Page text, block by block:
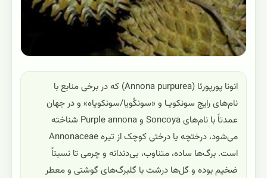
انونا پورپورئا (Annona purpurea) که در برخی منابع با
نام‌های رایج سونکویـا و «سونکُویا/سونکویاه» و در جهان
عمدتاً با نام‌های Soncoya و Purple annona شناخته
می‌شود، درختچه یا درختی کوچک از تیره Annonaceae
است. برگ‌ها ساده، متناوب، بی‌دندانه و چرمی تا نسبتاً
ضخیم بوده و گل‌ها درشت با گلبرگ‌های گوشتی و معطر